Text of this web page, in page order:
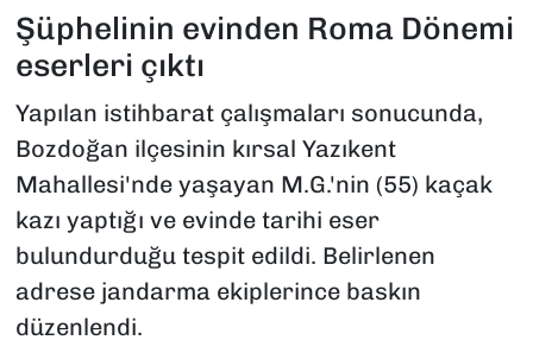
Şüphelinin evinden Roma Dönemi
eserleri çıktı
Yapılan istihbarat çalışmaları sonucunda,
Bozdoğan ilçesinin kırsal Yazıkent
Mahallesi'nde yaşayan M.G.'nin (55) kaçak
kazı yaptığı ve evinde tarihi eser
bulundurduğu tespit edildi. Belirlenen
adrese jandarma ekiplerince baskın
düzenlendi.